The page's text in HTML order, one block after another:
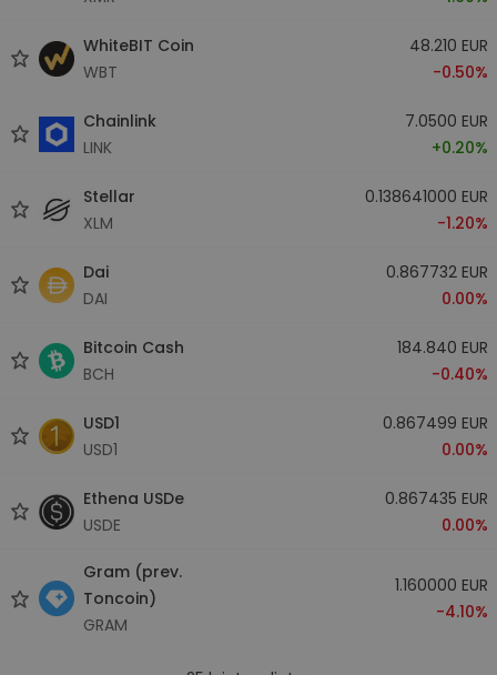
WhiteBIT Coin
WBT
48.210 EUR
-0.50%
Chainlink
LINK
7.0500 EUR
+0.20%
Stellar
XLM
0.138641000 EUR
-1.20%
Dai
DAI
0.867732 EUR
0.00%
Bitcoin Cash
BCH
184.840 EUR
-0.40%
USD1
USD1
0.867499 EUR
0.00%
Ethena USDe
USDE
0.867435 EUR
0.00%
Gram (prev.
Toncoin)
GRAM
1.160000 EUR
-4.10%